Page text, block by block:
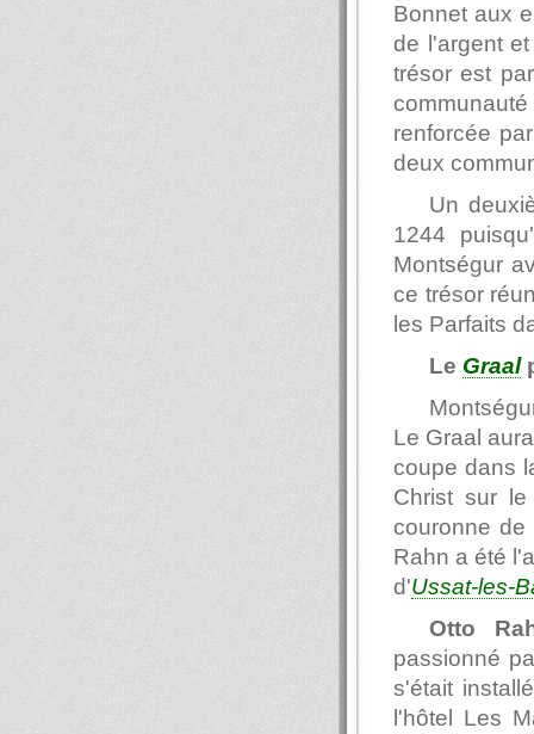
Bonnet aux
de l'argent
trésor est
renforcée
deux
Un
1244
Montségur
ce trésor
les Parfaits
Le Graal
Le Graal
coupe dans
Christ sur
couronne de
Rahn a été
d'Ussat-les-
Otto
passionné
s'était
l'hôtel Les